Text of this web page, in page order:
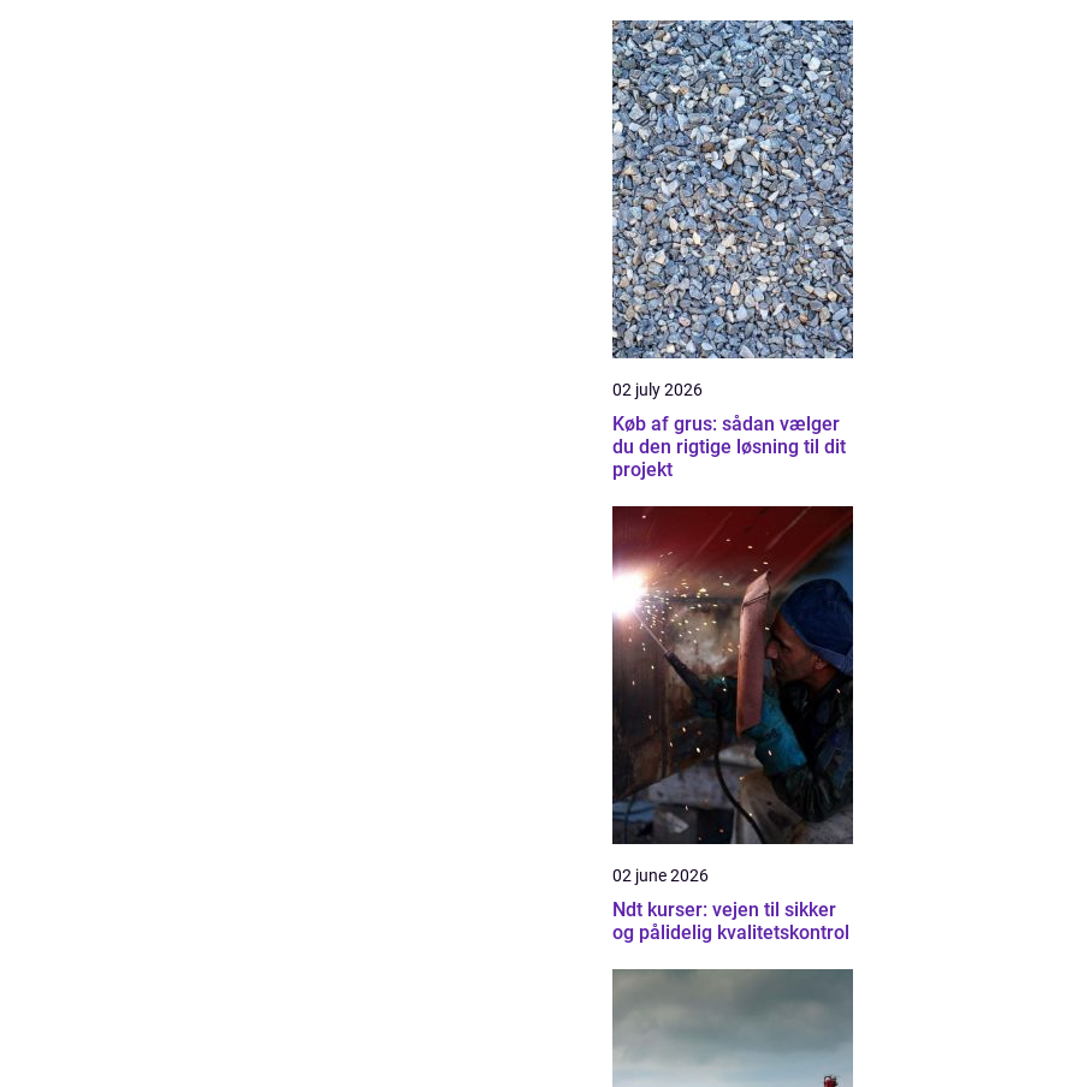
02 july 2026
Køb af grus: sådan vælger
du den rigtige løsning til dit
projekt
02 june 2026
Ndt kurser: vejen til sikker
og pålidelig kvalitetskontrol